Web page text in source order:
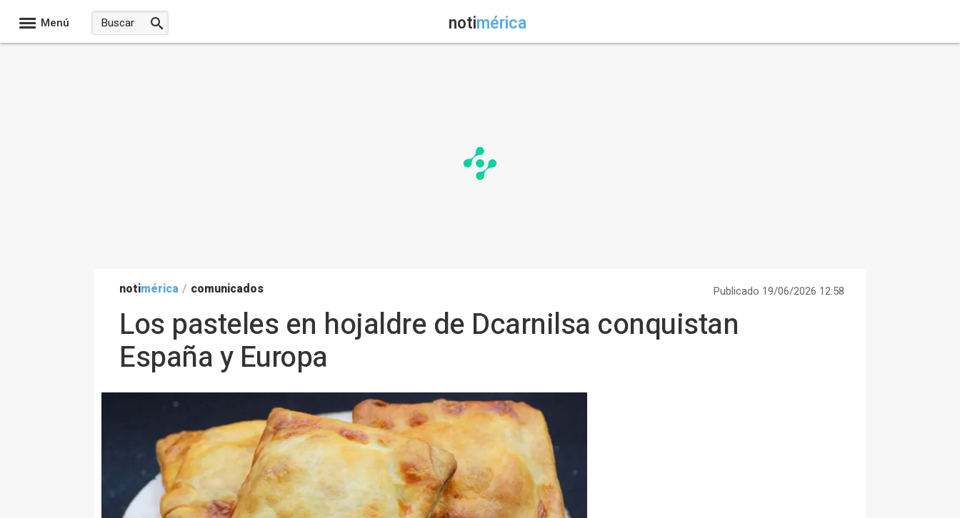
Menú notimérica
notimérica / comunicados Publicado 19/06/2026 12:58
Los pasteles en hojaldre de Dcarnilsa conquistan
España y Europa